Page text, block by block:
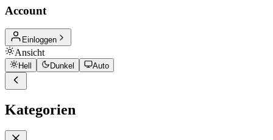
Account
Einloggen
Ansicht
Hell Dunkel Auto
Kategorien